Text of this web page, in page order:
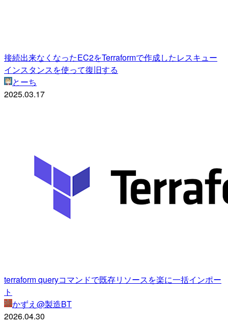
接続出来なくなったEC2をTerraformで作成したレスキュー
インスタンスを使って復旧する
とーち
2025.03.17
terraform queryコマンドで既存リソースを楽に一括インポー
ト
かずえ@製造BT
2026.04.30